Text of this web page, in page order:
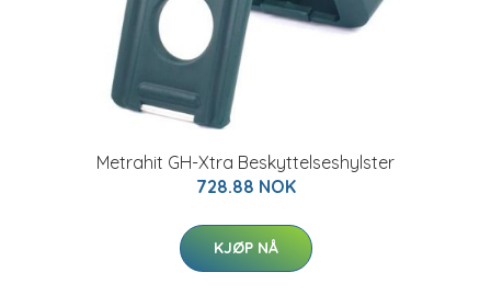
Metrahit GH-Xtra Beskyttelseshylster
728.88 NOK
KJØP NÅ